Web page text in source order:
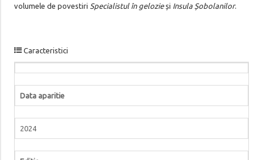
volumele de povestiri Specialistul în gelozieși Insula Șobolanilor.
Caracteristici
Data aparitie
2024